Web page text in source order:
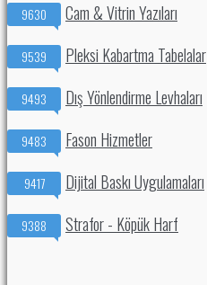
9630 Cam & Vitrin Yazıları
9539 Pleksi Kabartma Tabelalar
9493 Dış Yönlendirme Levhaları
9483 Fason Hizmetler
9417 Dijital Baskı Uygulamaları
9388 Strafor - Köpük Harf